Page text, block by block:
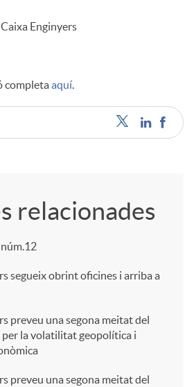
Enginyers
completaaquí.
relacionades
segueix obrint oficines i arriba a
preveu una segona meitat del
per la volatilitat geopolítica i
preveu una segona meitat del